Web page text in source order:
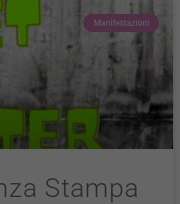
Manifestazioni
Stampa